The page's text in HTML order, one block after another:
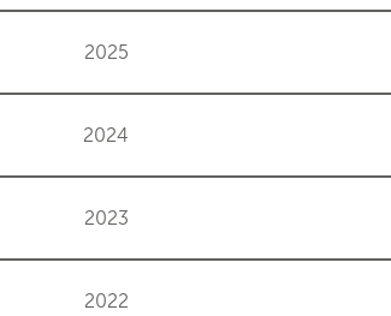
2025
2024
2023
2022